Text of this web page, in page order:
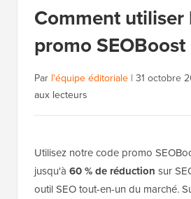
Comment utiliser
promo SEOBoost
Par l'équipe éditoriale | 31 octobre
aux lecteurs
Utilisez notre code promo
jusqu'à 60 % de réduction sur
outil SEO tout-en-un du marché.